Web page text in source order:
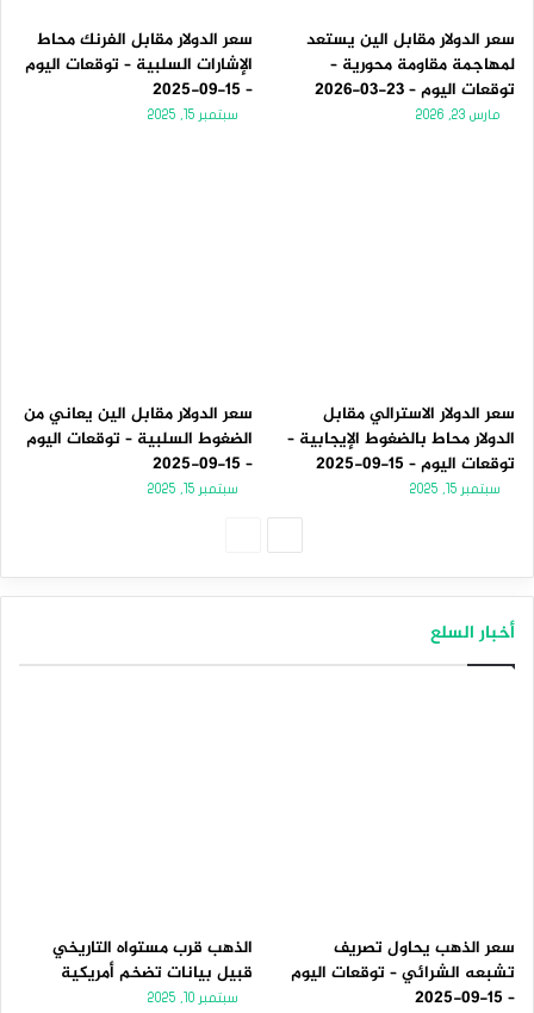
سعر الدولار مقابل الين يستعد
لمهاجمة مقاومة محورية –
توقعات اليوم – 23-03-2026
مارس 23, 2026
سعر الدولار مقابل الفرنك محاط
الإشارات السلبية – توقعات اليوم
– 15-09-2025
سبتمبر 15, 2025
سعر الدولار الاسترالي مقابل
الدولار محاط بالضغوط الإيجابية –
توقعات اليوم – 15-09-2025
سبتمبر 15, 2025
سعر الدولار مقابل الين يعاني من
الضغوط السلبية – توقعات اليوم
– 15-09-2025
سبتمبر 15, 2025
أخبار السلع
سعر الذهب يحاول تصريف
تشبعه الشرائي – توقعات اليوم
– 15-09-2025
الذهب قرب مستواه التاريخي
قبيل بيانات تضخم أمريكية
سبتمبر 10, 2025